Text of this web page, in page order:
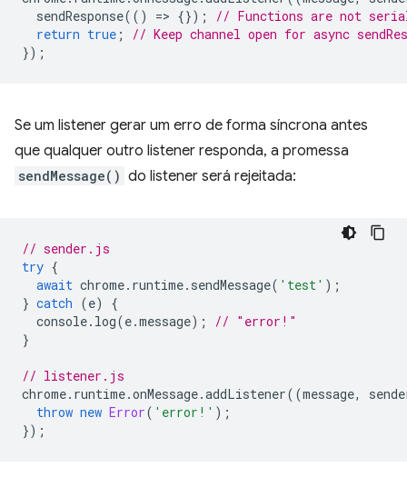
sendResponse(() => {});
// Functions are not
return true ;
// Keep channel open for async
});
Se um listener gerar um erro de forma síncrona antes
que qualquer outro listener responda, a promessa
sendMessage() do listener será rejeitada:
// sender.js
try {
await chrome. runtime. sendMessage( 'test' );
} catch (e)
{
console. log(e.message);
// "error!"
}
// listener.js
chrome. runtime.onMessage.addListener((message,
throw new Error( 'error!' );
});